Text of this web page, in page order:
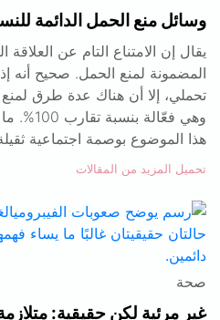
وسائل منع الحمل الدائمة
يقال إن الامتناع التام عن
المضمونة لمنع الحمل. صحيح أنه
تحملي، إلا أن هناك عدة طرق لمنع
وهي
هذا الموضوع بوصمة اجتماعية
تحميل المزيد من المقالات
صحة
غير مرئية لكن حقيقية: متلازمة